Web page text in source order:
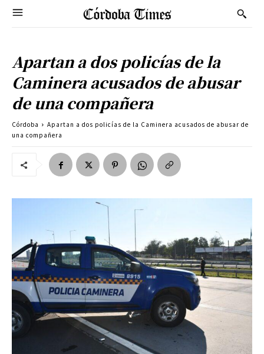
Apartan a dos policías de la
Caminera acusados de abusar
de una compañera
Córdoba
Apartan a dos policías de la Caminera acusados de abusar de
una compañera